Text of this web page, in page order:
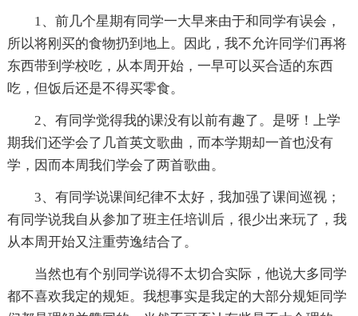
1、前几个星期有同学一大早来由于和同学有误会，
所以将刚买的食物扔到地上。因此，我不允许同学们再将
东西带到学校吃，从本周开始，一早可以买合适的东西
吃，但饭后还是不得买零食。
2、有同学觉得我的课没有以前有趣了。是呀！上学
期我们还学会了几首英文歌曲，而本学期却一首也没有
学，因而本周我们学会了两首歌曲。
3、有同学说课间纪律不太好，我加强了课间巡视；
有同学说我自从参加了班主任培训后，很少出来玩了，我
从本周开始又注重劳逸结合了。
当然也有个别同学说得不太切合实际，他说大多同学
都不喜欢我定的规矩。我想事实是我定的大部分规矩同学